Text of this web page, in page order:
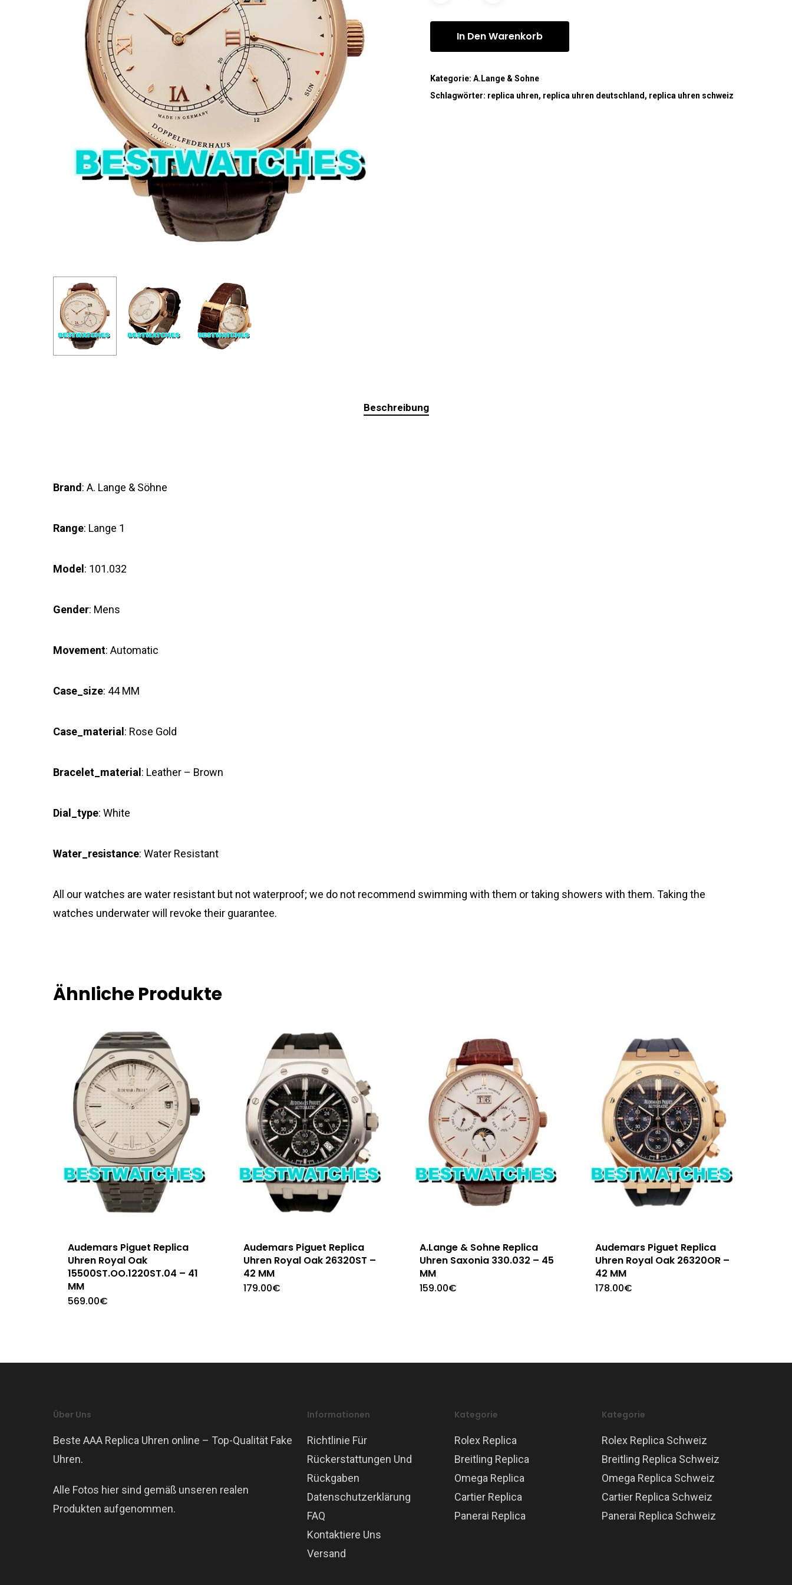
In Den Warenkorb
Kategorie:A.Lange & Sohne
Schlagwörter: replica uhren, replica uhren deutschland , replica uhren schweiz
Beschreibung
Brand : A. Lange & Söhne
Range: Lange 1
Model : 101.032
Gender: Mens
Movement: Automatic
Case_size: 44 MM
Case_material : Rose Gold
Bracelet_material : Leather – Brown
Dial_type: White
Water_resistance: Water Resistant
All our watches are water resistant but not waterproof; we do not recommend swimming with them or taking showers with them. Taking the
watches underwater will revoke their guarantee.
Ähnliche Produkte
Audemars Piguet Replica
Uhren Royal Oak
15500ST.OO.1220ST.04 – 41
MM
569.00€
Audemars Piguet Replica
Uhren Royal Oak 26320ST –
42 MM
179.00€
A.Lange & Sohne Replica
Uhren Saxonia 330.032 – 45
MM
159.00€
Audemars Piguet Replica
Uhren Royal Oak 26320OR –
42 MM
178.00€
Über Uns
Beste AAA Replica Uhren online – Top-Qualität Fake
Uhren.
Alle Fotos hier sind gemäß unseren realen
Produkten aufgenommen.
Informationen
Richtlinie Für
Rückerstattungen Und
Rückgaben
Datenschutzerklärung
FAQ
Kontaktiere Uns
Versand
Kategorie
Rolex Replica
Breitling Replica
Omega Replica
Cartier Replica
Panerai Replica
Kategorie
Rolex Replica Schweiz
Breitling Replica Schweiz
Omega Replica Schweiz
Cartier Replica Schweiz
Panerai Replica Schweiz